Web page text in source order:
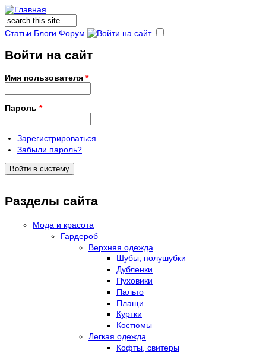
Форма поиска
Поиск
Статьи Блоги Форум
Войти на сайт
Имя пользователя *
Пароль *
Зарегистрироваться
Забыли пароль?
Разделы сайта
Мода и красота
Гардероб
Верхняя одежда
Шубы, полушубки
Дубленки
Пуховики
Пальто
Плащи
Куртки
Костюмы
Легкая одежда
Кофты, свитеры